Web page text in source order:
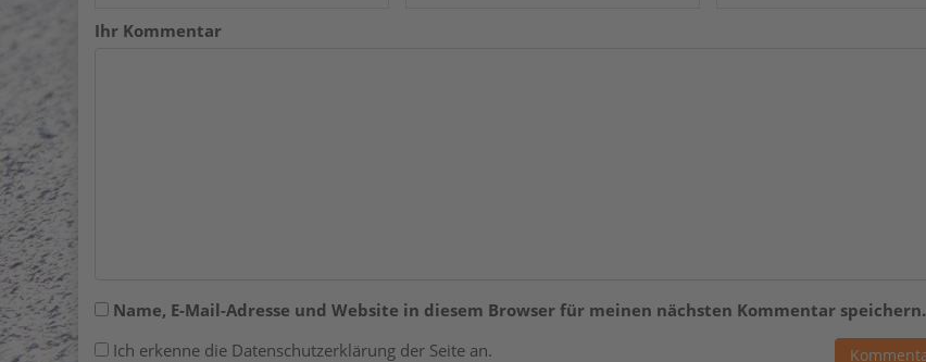
Ihr Kommentar
Name, E-Mail-Adresse und Website in diesem Browser für meinen nächsten Kommentar speichern.
Ich erkenne die Datenschutzerklärung der Seite an.